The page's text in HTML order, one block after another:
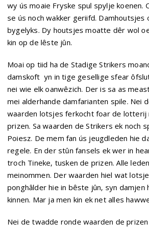
wy ús moaie Fryske spul spylje koenen.
se ús noch wakker geriifd. Damhoutsjes
bygelyks. Dy houtsjes moatte dêr wol
kin op de lêste jûn.
Moai op tiid ha de Stadige Strikers
damskoft yn in tige gesellige sfear
nei wie elk oanwêzich. Der is sa as
mei alderhande damfarianten spile. Nei
waarden lotsjes ferkocht foar de lotterij
prizen. Sa waarden de Strikers ek noch
Poiesz. De mem fan ús jeugdleden hie
regele. En der stûn fansels ek wer in
troch Tineke, tusken de prizen. Alle
meinommen. Der waarden hiel wat
ponghâlder hie in bêste jûn, syn
kinnen. Mar ja men kin ek net alles
Nei de twadde ronde waarden de